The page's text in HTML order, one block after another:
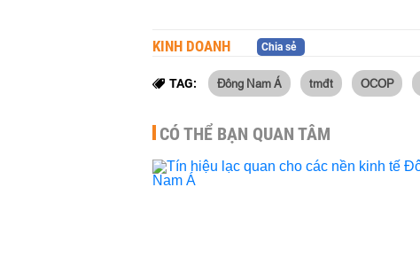
KINH DOANH Chia sẻ
TAG: Đông Nam Á tmđt OCOP
CÓ THỂ BẠN QUAN TÂM